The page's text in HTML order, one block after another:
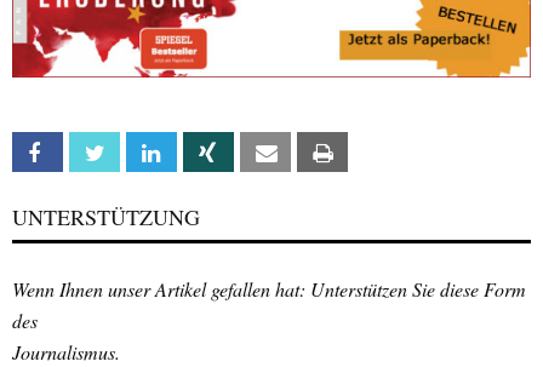
Facebook Twitter Linkedin Xing Email
UNTERSTÜTZUNG
Wenn Ihnen unser Artikel gefallen hat: Unterstützen Sie diese Form
des
Journalismus.